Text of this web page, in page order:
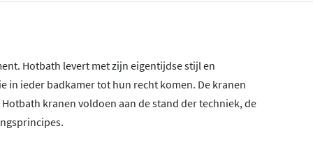
Hotbath levert met zijn eigentijdse stijl en
in ieder badkamer tot hun recht komen. De kranen
kranen voldoen aan de stand der techniek, de